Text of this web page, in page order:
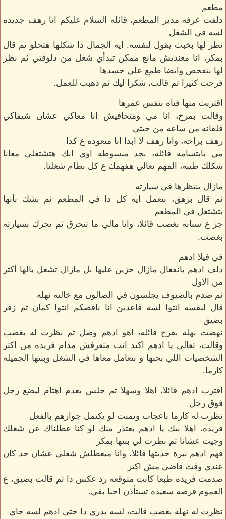
مطعم
دلفت غرفه مدير المطعم، قائله السلام عليكم انا رهف جديده
لسه في الشغل
نظر لها بخبث يقول لنفسه. ايه الجمال دا شكلها هتحلو ثم قال
بمكر، انا معنديش مانع ممكن تبدأي شغل من دلوقتي ثم نظر
لها بتفحص وايضا طمع علي جسدها
فرحت كثيرا ثم قالت، شكرا ليك ثم ذهبت للعمل.
اقتربت منها فتاة بنفس عمرها
وقالت بمرح، انا مي ومتخافيش انا معاكي عشان شيفاكي
قلقانه من ساعه من جيتي
رهف براحه، وانا رهف لا ابدا انا متعوده ع كدا
مي بابتسامه قائله، بجد مبسوطه اوي انك هتشتغلي معانا
شكلك طيبه، المهم تعالي هفهمك ع كل نظام شغلنا.
مازال ينتظرها في سيارته
ثم قال بزهق، بتعمل ايه كل دا في المطعم ثم بشك بأنها
بتشتغل في المطعم
جز ع سنانه بغضب قائلا، وانا مالي ما تتحرق ثم تحرك بسيارته
بغضب.
في فيلا ادهم
دلف ادهم بانفعال مازال حزين عليها بل مازال تشغل بالها أكثر
من الاول
ثم صدم بالضيوف يجلسون في الصالون مع خالته نهله
قال لنفسه انتوا لسه قاعدين انا ناقصكم انتوا كمان ثم زفر
بضيق
نهضت نهله بفرح قائله، اهو ادهم وصل ثم نظرت له بغضب
وقالت، تعالي يا ادهم اكيد انت متعرفش مدام فريده من اكتر
الشخصيات اللي بحبها و بتعامل معاها في الشغل وبنتها الجميله
كارما.
اقترب ادهم قائلا، اهلا وسهلا ثم جلس بعدم اهتام ليضع رجل
فوق رجل
نظرت له كارما باعجاب وتمنت لو يكتمل جوازهم بالفعل
فريده، اهلا بيك يا ادهم بعتذر منك لو كنا عطلناك عن شغلك
وجيت عشانا ثم نظرت لي بنتها بمكر
فهم ادهم نبرة حديثها قائلا، وانا مبعطلش شغلي عشان حد كان
عندي وقت فاضي مش اكتر
صدمت فريده طبعا كانت متوقعه رد عكس دا ثم قالت بضيق، ع
العموم فرصه سعيده تستأذن احنا بقي.
نظرت له نهله بغضب قالت، لسه بدري دا حتى ادهم لسه جاي